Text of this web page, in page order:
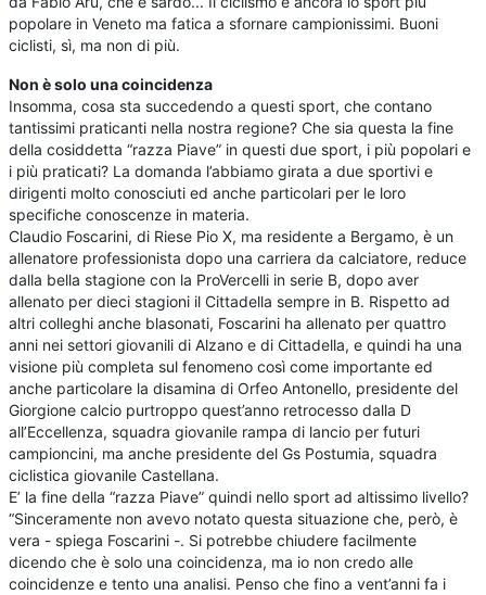
popolare in Veneto ma fatica a sfornare campionissimi. Buoni
ciclisti, sì, ma non di più.
Non è solo una coincidenza
Insomma, cosa sta succedendo a questi sport, che contano
tantissimi praticanti nella nostra regione? Che sia questa la fine
della cosiddetta “razza Piave” in questi due sport, i più popolari e
i più praticati? La domanda l’abbiamo girata a due sportivi e
dirigenti molto conosciuti ed anche particolari per le loro
specifiche conoscenze in materia.
Claudio Foscarini, di Riese Pio X, ma residente a Bergamo, è un
allenatore professionista dopo una carriera da calciatore, reduce
dalla bella stagione con la ProVercelli in serie B, dopo aver
allenato per dieci stagioni il Cittadella sempre in B. Rispetto ad
altri colleghi anche blasonati, Foscarini ha allenato per quattro
anni nei settori giovanili di Alzano e di Cittadella, e quindi ha una
visione più completa sul fenomeno così come importante ed
anche particolare la disamina di Orfeo Antonello, presidente del
Giorgione calcio purtroppo quest’anno retrocesso dalla D
all’Eccellenza, squadra giovanile rampa di lancio per futuri
campioncini, ma anche presidente del Gs Postumia, squadra
ciclistica giovanile Castellana.
E’ la fine della “razza Piave” quindi nello sport ad altissimo livello?
“Sinceramente non avevo notato questa situazione che, però, è
vera - spiega Foscarini -. Si potrebbe chiudere facilmente
dicendo che è solo una coincidenza, ma io non credo alle
coincidenze e tento una analisi. Penso che fino a vent’anni fa i